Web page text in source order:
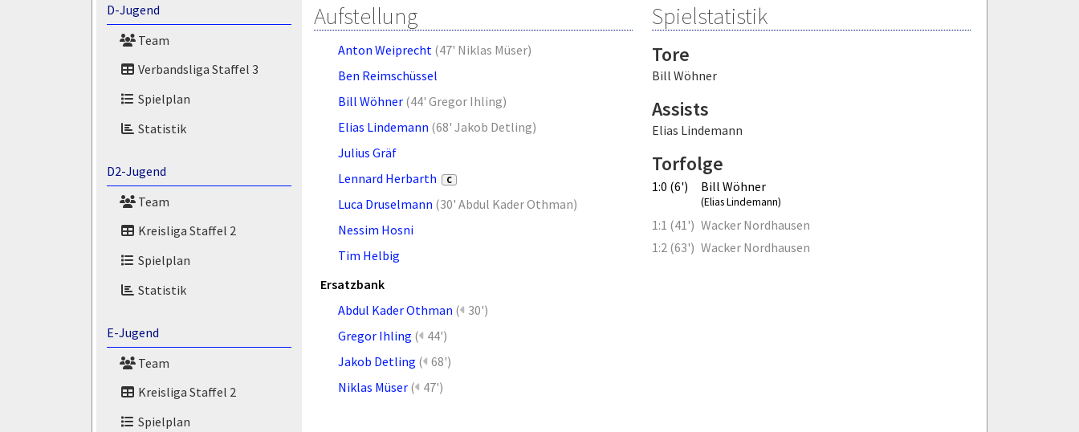
D-Jugend
Team
Verbandsliga Staffel 3
Spielplan
Statistik
D2-Jugend
Team
Kreisliga Staffel 2
Spielplan
Statistik
E-Jugend
Team
Kreisliga Staffel 2
Spielplan
Aufstellung
Anton Weiprecht (47' Niklas Müser)
Ben Reimschüssel
Bill Wöhner (44' Gregor Ihling)
Elias Lindemann (68' Jakob Detling)
Julius Gräf
Lennard Herbarth
C
Luca Druselmann (30' Abdul Kader Othman)
Nessim Hosni
Tim Helbig
Ersatzbank
Abdul Kader Othman ( 30')
Gregor Ihling ( 44')
Jakob Detling ( 68')
Niklas Müser ( 47')
Spielstatistik
Tore
Bill Wöhner
Assists
Elias Lindemann
Torfolge
1:0 (6') Bill Wöhner
(Elias Lindemann)
1:1 (41') Wacker Nordhausen
1:2 (63') Wacker Nordhausen